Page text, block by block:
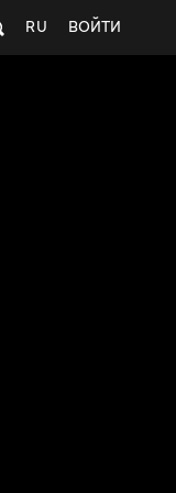
ВОЙТИ
RU